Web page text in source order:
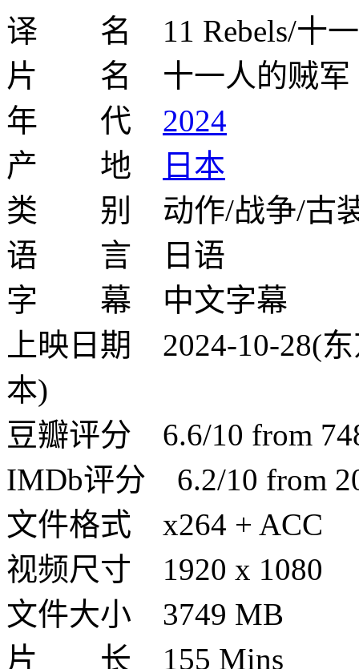
译 名 11 Rebels/十一
片 名 十一人的贼军
年 代 2024
产 地
日本
类 别 动作/战争/古
语 言 日语
字 幕 中文字幕
上映日期 2024-10-28(
本)
豆瓣评分 6.6/10 from
IMDb评分 6.2/10 from
文件格式 x264 + ACC
视频尺寸 1920 x 1080
文件大小 3749 MB
片 长 155 Mins